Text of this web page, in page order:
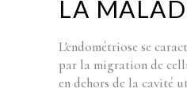
LA
L'endométriose se
par la migration de
en dehors de la cavité